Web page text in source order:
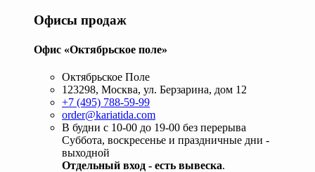
Офисы продаж
Офис «Октябрьское поле»
Октябрьское Поле
123298, Москва, ул. Берзарина, дом 12
+7 (495) 788-59-99
order@kariatida.com
В будни с 10-00 до 19-00 без перерыва
Суббота, воскресенье и праздничные дни -
выходной
Отдельный вход - есть вывеска.